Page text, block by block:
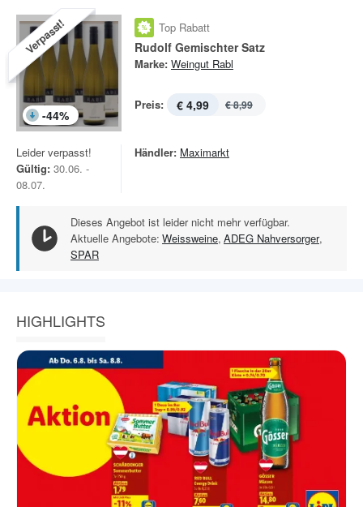
Verpasst!
-44%
Top Rabatt
Rudolf Gemischter Satz
Marke: Weingut Rabl
Preis: € 4,99 € 8,99
Leider verpasst!
Gültig: 30.06. -
08.07.
Händler: Maximarkt
Dieses Angebot ist leider nicht mehr verfügbar.
Aktuelle Angebote: Weissweine, ADEG Nahversorger,
SPAR
HIGHLIGHTS